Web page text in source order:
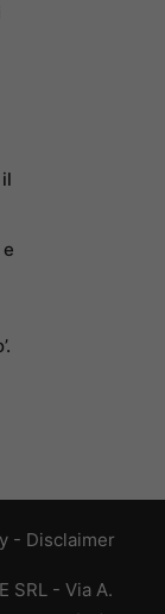
- Disclaimer
SRL - Via A.